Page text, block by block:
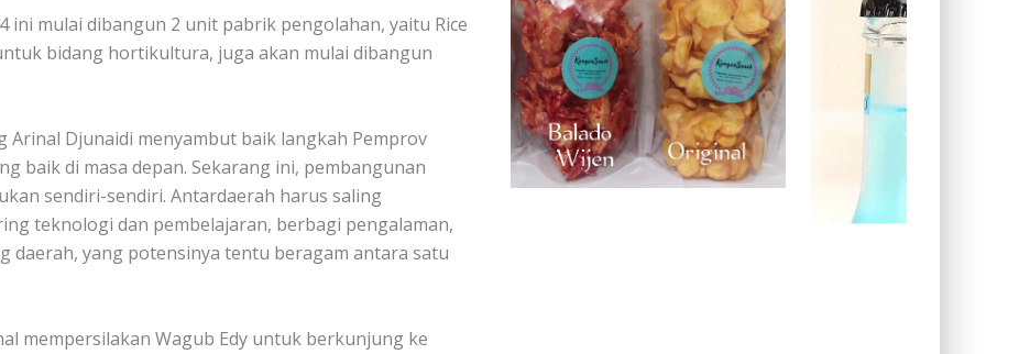
ini mulai dibangun 2 unit pabrik pengolahan, yaitu Rice
bidang hortikultura, juga akan mulai dibangun
Djunaidi menyambut baik langkah Pemprov
baik di masa depan. Sekarang ini, pembangunan
sendiri-sendiri. Antardaerah harus saling
teknologi dan pembelajaran, berbagi pengalaman,
daerah, yang potensinya tentu beragam antara satu
mempersilakan Wagub Edy untuk berkunjung ke